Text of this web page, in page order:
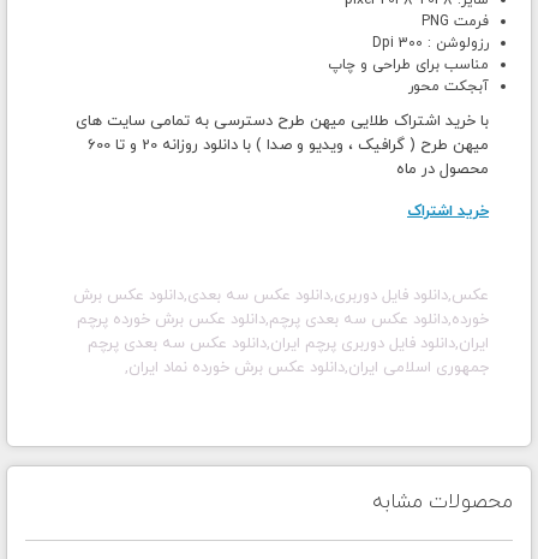
فرمت PNG
رزولوشن : 300 Dpi
مناسب برای طراحی و چاپ
آبجکت محور
با خرید اشتراک طلایی میهن طرح دسترسی به تمامی سایت های
میهن طرح ( گرافیک ، ویدیو و صدا ) با دانلود روزانه 20 و تا 600
محصول در ماه
خرید اشتراک
عکس,دانلود فایل دوربری,دانلود عکس سه بعدی,دانلود عکس برش
خورده,دانلود عکس سه بعدی پرچم,دانلود عکس برش خورده پرچم
ایران,دانلود فایل دوربری پرچم ایران,دانلود عکس سه بعدی پرچم
جمهوری اسلامی ایران,دانلود عکس برش خورده نماد ایران,
محصولات مشابه